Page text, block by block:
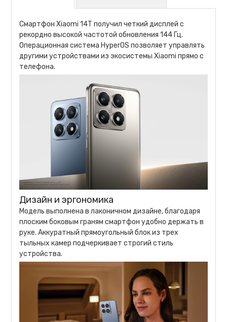
Смартфон Xiaomi 14T получил четкий дисплей с
рекордно высокой частотой обновления 144 Гц.
Операционная система HyperOS позволяет управлять
другими устройствами из экосистемы Xiaomi прямо с
телефона.
Дизайн и эргономика
Модель выполнена в лаконичном дизайне, благодаря
плоским боковым граням смартфон удобно держать в
руке. Аккуратный прямоугольный блок из трех
тыльных камер подчеркивает строгий стиль
устройства.